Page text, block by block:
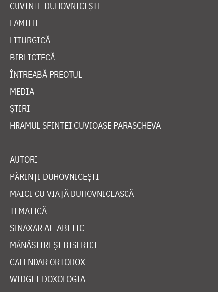
CUVINTE DUHOVNICEȘTI
FAMILIE
LITURGICĂ
BIBLIOTECĂ
ÎNTREABĂ PREOTUL
MEDIA
ȘTIRI
HRAMUL SFINTEI CUVIOASE PARASCHEVA
AUTORI
PĂRINȚI DUHOVNICEȘTI
MAICI CU VIAȚĂ DUHOVNICEASCĂ
TEMATICĂ
SINAXAR ALFABETIC
MĂNĂSTIRI ȘI BISERICI
CALENDAR ORTODOX
WIDGET DOXOLOGIA